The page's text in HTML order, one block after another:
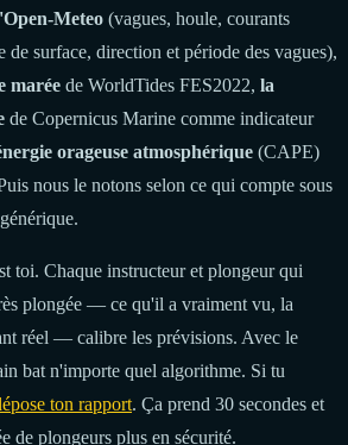
Meteo (vagues, houle, courants
de surface, direction et période des vagues),
marée de WorldTides FES2022, la
de Copernicus Marine comme indicateur
orageuse atmosphérique (CAPE)
nous le notons selon ce qui compte sous
toi. Chaque instructeur et plongeur qui
plongée — ce qu'il a vraiment vu, la
réel — calibre les prévisions. Avec le
bat n'importe quel algorithme. Si tu
ton rapport. Ça prend 30 secondes et
de plongeurs plus en sécurité.